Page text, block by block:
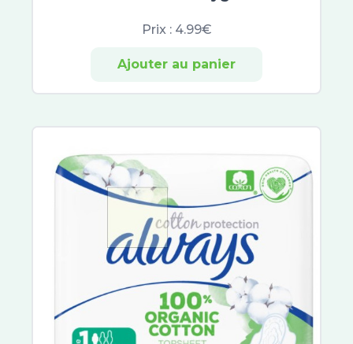
Chronobiane
Novanuit
Valdispert
Lehning
XtraSlim
Pierre Fabre
Friction de Foucaud Paris
Phytostandard
CCD
Bausch and Lomb
PediAct
Prix : 4.99€
Ajouter au panier